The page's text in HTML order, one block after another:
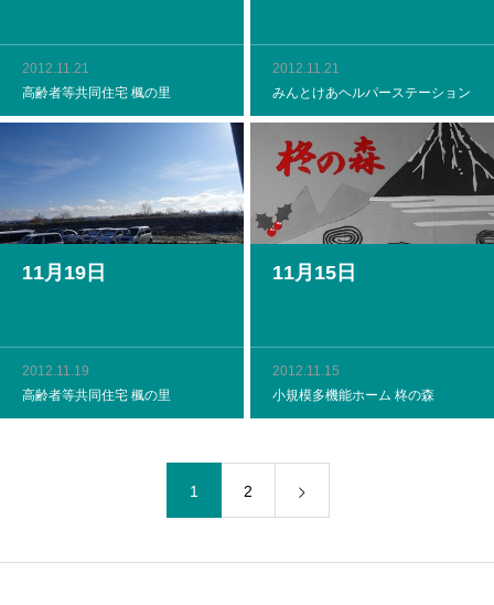
2012.11.21
高齢者等共同住宅 楓の里
2012.11.21
みんとけあヘルパーステーション
11月19日
2012.11.19
高齢者等共同住宅 楓の里
11月15日
2012.11.15
小規模多機能ホーム 柊の森
1 2